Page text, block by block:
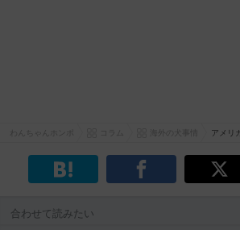
アメリ
合わせて読みたい